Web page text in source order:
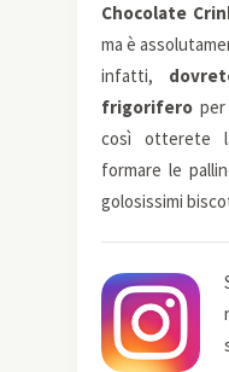
Chocolate
ma è
infatti,
frigorifero per
così otterete
formare le
golosissimi